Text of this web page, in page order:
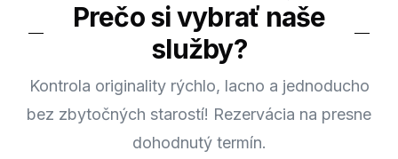
Prečo si vybrať naše
služby?
Kontrola originality rýchlo, lacno a jednoducho
bez zbytočných starostí! Rezervácia na presne
dohodnutý termín.